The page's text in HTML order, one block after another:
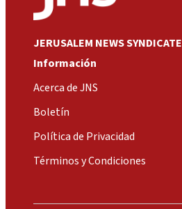
JERUSALEM NEWS SYNDICATE
Información
Acerca de JNS
Boletín
Política de Privacidad
Términos y Condiciones